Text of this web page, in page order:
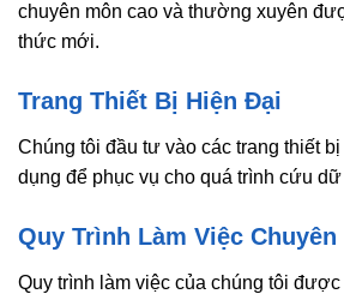
chuyên môn cao và thường xuyên
thức mới.
Trang Thiết Bị Hiện Đại
Chúng tôi đầu tư vào các trang thiết
dụng để phục vụ cho quá trình cứu
Quy Trình Làm Việc Chuyên
Quy trình làm việc của chúng tôi